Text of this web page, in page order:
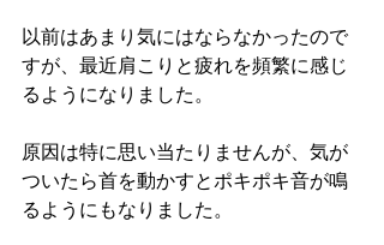
以前はあまり気にはならなかったので
すが、最近肩こりと疲れを頻繁に感じ
るようになりました。
原因は特に思い当たりませんが、気が
ついたら首を動かすとポキポキ音が鳴
るようにもなりました。